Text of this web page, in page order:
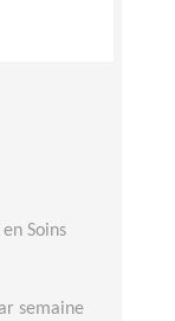
Soins
semaine